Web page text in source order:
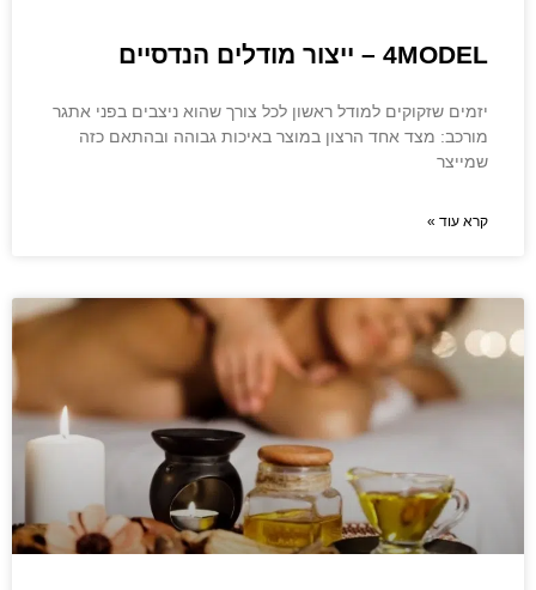
4MODEL – ייצור מודלים הנדסיים
יזמים שזקוקים למודל ראשון לכל צורך שהוא ניצבים בפני אתגר
מורכב: מצד אחד הרצון במוצר באיכות גבוהה ובהתאם כזה
שמייצר
קרא עוד »